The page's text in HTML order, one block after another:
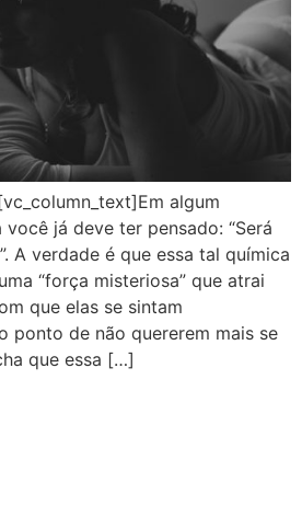
algum
já deve ter pensado: “Será
A verdade é que essa tal química
“força misteriosa” que atrai
que elas se sintam
ponto de não quererem mais se
que essa […]